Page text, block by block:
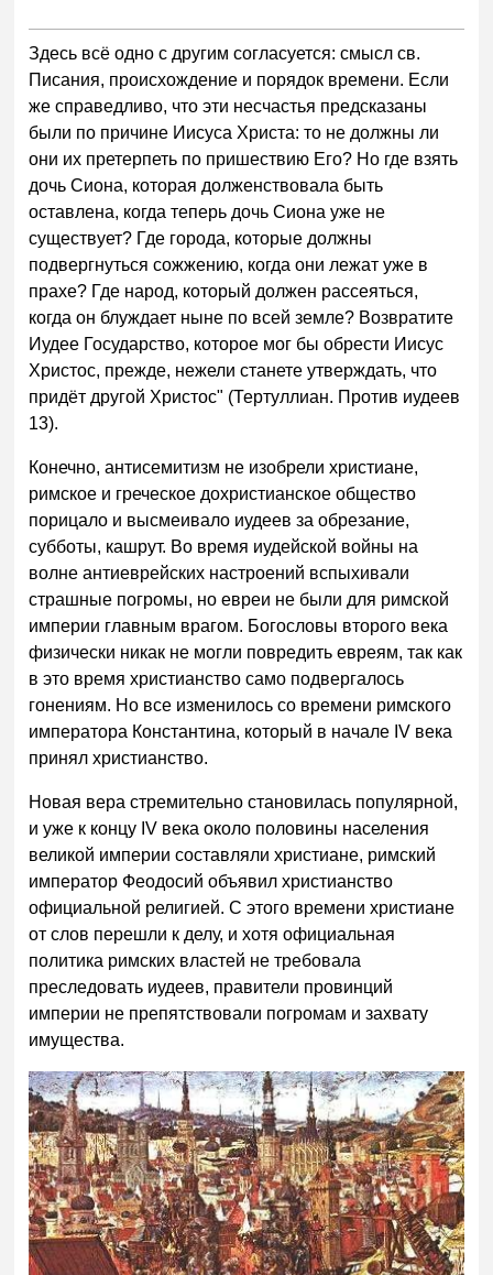
Здесь всё одно с другим согласуется: смысл св.
Писания, происхождение и порядок времени. Если
же справедливо, что эти несчастья предсказаны
были по причине Иисуса Христа: то не должны ли
они их претерпеть по пришествию Его? Но где взять
дочь Сиона, которая долженствовала быть
оставлена, когда теперь дочь Сиона уже не
существует? Где города, которые должны
подвергнуться сожжению, когда они лежат уже в
прахе? Где народ, который должен рассеяться,
когда он блуждает ныне по всей земле? Возвратите
Иудее Государство, которое мог бы обрести Иисус
Христос, прежде, нежели станете утверждать, что
придёт другой Христос" (Тертуллиан. Против иудеев
13).
Конечно, антисемитизм не изобрели христиане,
римское и греческое дохристианское общество
порицало и высмеивало иудеев за обрезание,
субботы, кашрут. Во время иудейской войны на
волне антиеврейских настроений вспыхивали
страшные погромы, но евреи не были для римской
империи главным врагом. Богословы второго века
физически никак не могли повредить евреям, так как
в это время христианство само подвергалось
гонениям. Но все изменилось со времени римского
императора Константина, который в начале IV века
принял христианство.
Новая вера стремительно становилась популярной,
и уже к концу IV века около половины населения
великой империи составляли христиане, римский
император Феодосий объявил христианство
официальной религией. С этого времени христиане
от слов перешли к делу, и хотя официальная
политика римских властей не требовала
преследовать иудеев, правители провинций
империи не препятствовали погромам и захвату
имущества.